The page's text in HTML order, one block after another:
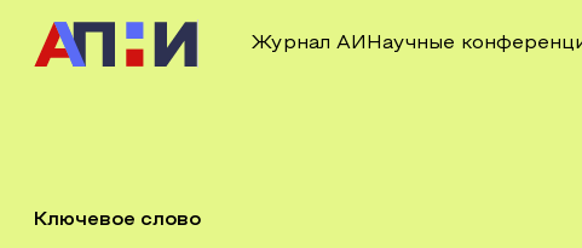
Журнал АИ Научные
Ключевое слово